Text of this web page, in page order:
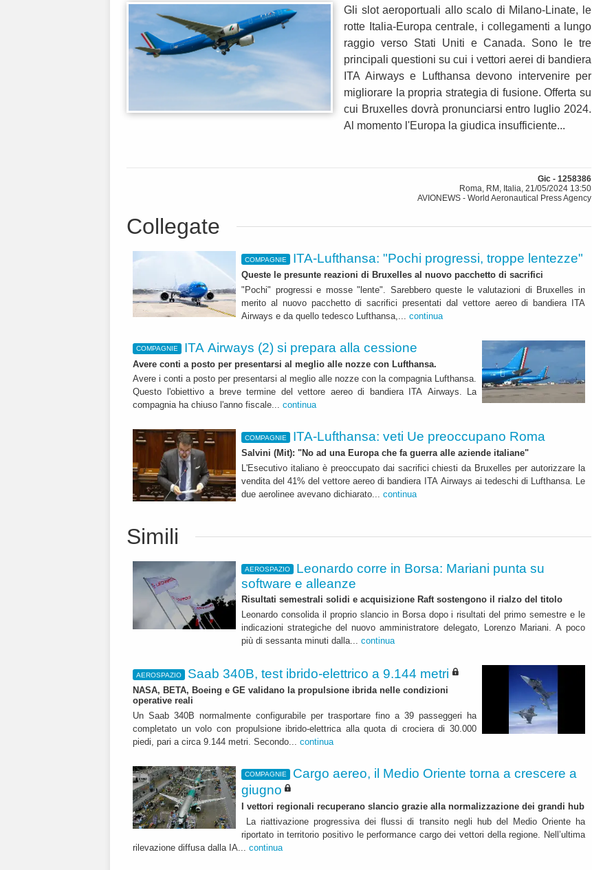
Gli slot aeroportuali allo scalo di Milano-Linate, le
rotte Italia-Europa centrale, i collegamenti a lungo
raggio verso Stati Uniti e Canada. Sono le tre
principali questioni su cui i vettori aerei di bandiera
ITA Airways e Lufthansa devono intervenire per
migliorare la propria strategia di fusione. Offerta su
cui Bruxelles dovrà pronunciarsi entro luglio 2024.
Al momento l'Europa la giudica insufficiente...
Gic - 1258386
Roma, RM, Italia, 21/05/2024 13:50
AVIONEWS - World Aeronautical Press Agency
Collegate
COMPAGNIE ITA-Lufthansa: "Pochi progressi, troppe lentezze"
Queste le presunte reazioni di Bruxelles al nuovo pacchetto di sacrifici
"Pochi" progressi e mosse "lente". Sarebbero queste le valutazioni di Bruxelles in
merito al nuovo pacchetto di sacrifici presentati dal vettore aereo di bandiera ITA
Airways e da quello tedesco Lufthansa,... continua
COMPAGNIE ITA Airways (2) si prepara alla cessione
Avere conti a posto per presentarsi al meglio alle nozze con Lufthansa.
Avere i conti a posto per presentarsi al meglio alle nozze con la compagnia Lufthansa.
Questo l'obiettivo a breve termine del vettore aereo di bandiera ITA Airways. La
compagnia ha chiuso l'anno fiscale... continua
COMPAGNIE ITA-Lufthansa: veti Ue preoccupano Roma
Salvini (Mit): "No ad una Europa che fa guerra alle aziende italiane"
L'Esecutivo italiano è preoccupato dai sacrifici chiesti da Bruxelles per autorizzare la
vendita del 41% del vettore aereo di bandiera ITA Airways ai tedeschi di Lufthansa. Le
due aerolinee avevano dichiarato... continua
Simili
AEROSPAZIO
Leonardo corre in Borsa: Mariani punta su
software e alleanze
Risultati semestrali solidi e acquisizione Raft sostengono il rialzo del titolo
Leonardo consolida il proprio slancio in Borsa dopo i risultati del primo semestre e le
indicazioni strategiche del nuovo amministratore delegato, Lorenzo Mariani. A poco
più di sessanta minuti dalla... continua
AEROSPAZIO Saab 340B, test ibrido-elettrico a 9.144 metri
NASA, BETA, Boeing e GE validano la propulsione ibrida nelle condizioni
operative reali
Un Saab 340B normalmente configurabile per trasportare fino a 39 passeggeri ha
completato un volo con propulsione ibrido-elettrica alla quota di crociera di 30.000
piedi, pari a circa 9.144 metri. Secondo... continua
COMPAGNIE
Cargo aereo, il Medio Oriente torna a crescere a
giugno
I vettori regionali recuperano slancio grazie alla normalizzazione dei grandi hub
La riattivazione progressiva dei flussi di transito negli hub del Medio Oriente ha
riportato in territorio positivo le performance cargo dei vettori della regione. Nell’ultima
rilevazione diffusa dalla IA... continua